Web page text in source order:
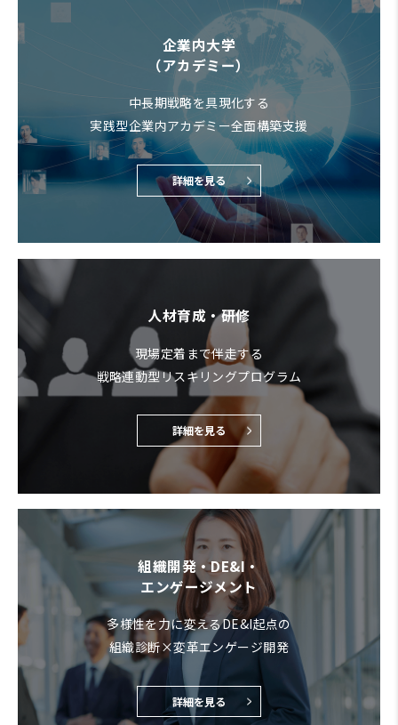
企業内大学
（アカデミー）
中長期戦略を具現化する
実践型企業内アカデミー全面構築支援
詳細を見る
人材育成・研修
現場定着まで伴走する
戦略連動型リスキリングプログラム
詳細を見る
組織開発・DE&I・
エンゲージメント
多様性を力に変えるDE&I起点の
組織診断×変革エンゲージ開発
詳細を見る